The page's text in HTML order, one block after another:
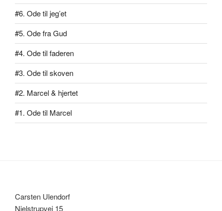
#6. Ode til jeg’et
#5. Ode fra Gud
#4. Ode til faderen
#3. Ode til skoven
#2. Marcel & hjertet
#1. Ode til Marcel
Carsten Ulendorf
Nielstrupvej 15